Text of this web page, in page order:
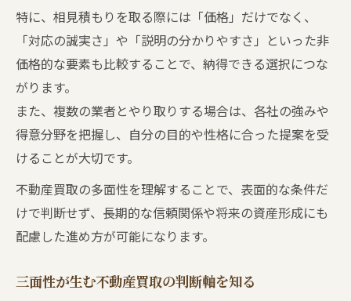
頼
マナーを守る不動産買取比較の極意
不動産買取で守るべき相見積もりのマナー
不動産買取のマナーが好条件獲得の鍵
相見積もり失礼回避の不動産買取ポイント
見積もり依頼時の丁寧な対応が不動産買取
成功の秘訣
業者選びは多面性を意識して信頼構築を
不動産買取で大切な業者選びの多面性とは
信頼につながる不動産買取業者の選び方
特に、相見積もりを取る際には「価格」だけでなく、
「対応の誠実さ」や「説明の分かりやすさ」といった非
価格的な要素も比較することで、納得できる選択につな
がります。
また、複数の業者とやり取りする場合は、各社の強みや
得意分野を把握し、自分の目的や性格に合った提案を受
けることが大切です。
不動産買取の多面性を理解することで、表面的な条件だ
けで判断せず、長期的な信頼関係や将来の資産形成にも
配慮した進め方が可能になります。
三面性が生む不動産買取の判断軸を知る